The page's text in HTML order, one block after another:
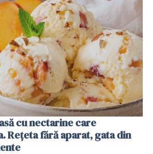
cu nectarine care
Rețeta fără aparat, gata din